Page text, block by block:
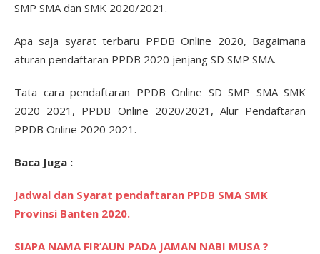
SMP SMA dan SMK 2020/2021.
Apa saja syarat terbaru PPDB Online 2020, Bagaimana
aturan pendaftaran PPDB 2020 jenjang SD SMP SMA.
Tata cara pendaftaran PPDB Online SD SMP SMA SMK
2020 2021, PPDB Online 2020/2021, Alur Pendaftaran
PPDB Online 2020 2021.
Baca Juga :
Jadwal dan Syarat pendaftaran PPDB SMA SMK
Provinsi Banten 2020.
SIAPA NAMA FIR’AUN PADA JAMAN NABI MUSA ?